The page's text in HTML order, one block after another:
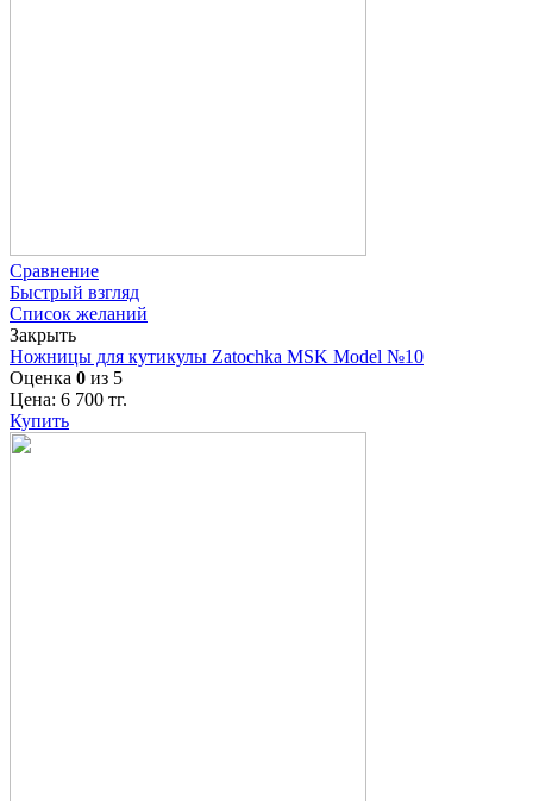
Сравнение
Быстрый взгляд
Список желаний
Закрыть
Ножницы для кутикулы Zatochka MSK Model №10
Оценка 0 из 5
Цена: 6 700 тг.
Купить